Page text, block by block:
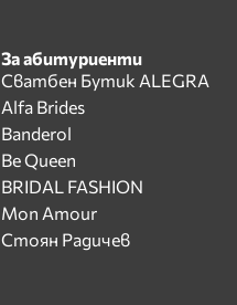
За абитуриенти
Сватбен Бутик ALEGRA
Alfa Brides
Banderol
Be Queen
BRIDAL FASHION
Mon Amour
Стоян Радичев